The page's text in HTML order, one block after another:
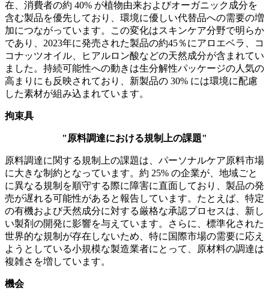
在、消費者の約 40% が植物由来およびオーガニック成分を
含む製品を優先しており、環境に優しい代替品への需要の増
加につながっています。この変化はスキンケア分野で明らか
であり、2023年に発売された製品の約45％にアロエベラ、コ
コナッツオイル、ヒアルロン酸などの天然成分が含まれてい
ました。持続可能性への動きは生分解性パッケージの人気の
高まりにも反映されており、新製品の 30% には環境に配慮
した素材が組み込まれています。
拘束具
"原料調達における規制上の課題"
原料調達に関する規制上の課題は、パーソナルケア原料市場
に大きな制約となっています。約 25% の企業が、地域ごと
に異なる規制を順守する際に障害に直面しており、製品の発
売が遅れる可能性があると報告しています。たとえば、特定
の有機および天然成分に対する厳格な承認プロセスは、新し
い製剤の開発に影響を与えています。さらに、標準化された
世界的な規制が存在しないため、特に国際市場の需要に応え
ようとしている小規模な製造業者にとって、原材料の調達は
複雑さを増しています。
機会